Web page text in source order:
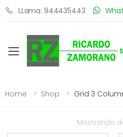
LLama: 944435443
Toggle mobile
Home Shop Grid 3
Mostrando